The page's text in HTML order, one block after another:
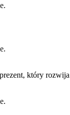
który rozwija